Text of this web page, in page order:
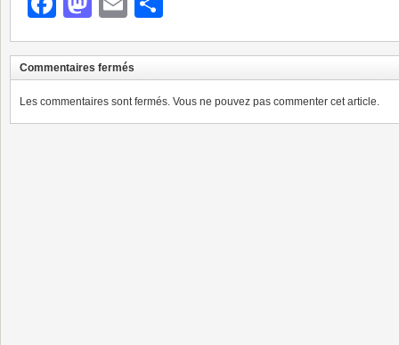
Commentaires fermés
Les commentaires sont fermés. Vous ne pouvez pas commenter cet article.